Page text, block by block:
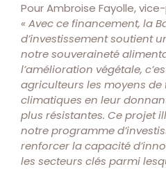
Pour Ambroise Fayolle,
« Avec ce financement, la
d’investissement soutient
notre souveraineté
l’amélioration végétale,
agriculteurs les moyens de
climatiques en leur
plus résistantes. Ce projet
notre programme
renforcer la capacité
les secteurs clés parmi